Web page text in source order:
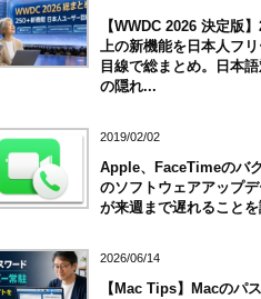
【WWDC 2026 決定版
上の新機能を日本人フリ
目線で総まとめ。日本
の隠れ...
2019/02/02
Apple、FaceTimeのバ
のソフトウェアアップデ
が来週まで遅れること
2026/06/14
【Mac Tips】Macのパ